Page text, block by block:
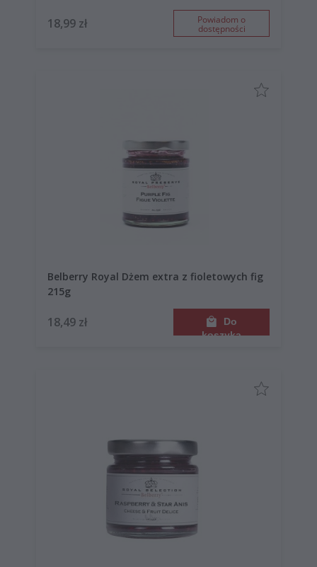
18,99 zł Powiadom o
dostępności
Belberry Royal Dżem extra z fioletowych fig
215g
18,49 zł
Do
koszyka